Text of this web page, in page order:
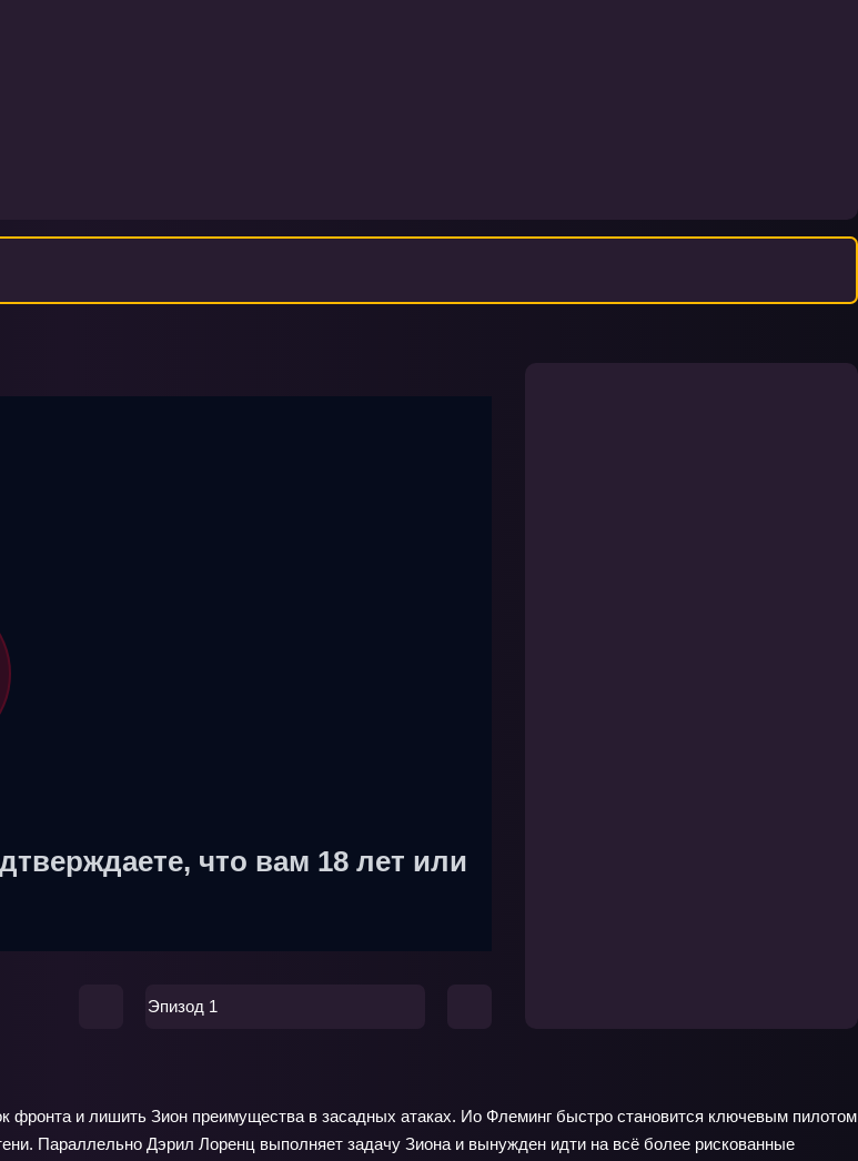
что вам 18 лет или
Эпизод 1
фронта и лишить Зион преимущества в засадных атаках. Ио Флеминг быстро становится ключевым пилотом
Параллельно Дэрил Лоренц выполняет задачу Зиона и вынужден идти на всё более рискованные